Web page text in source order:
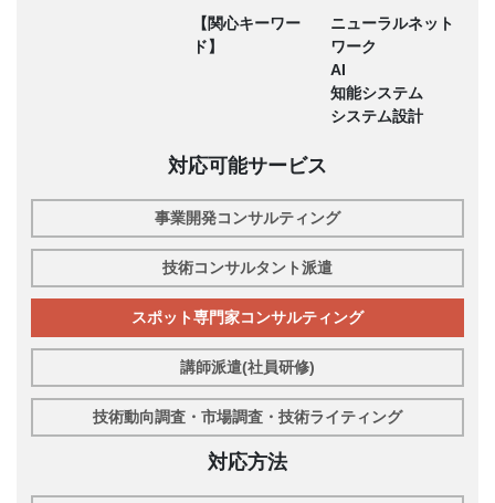
【関心キーワー
ド】
ニューラルネット
ワーク
AI
知能システム
システム設計
対応可能サービス
事業開発コンサルティング
技術コンサルタント派遣
スポット専門家コンサルティング
講師派遣(社員研修)
技術動向調査・市場調査・技術ライティング
対応方法